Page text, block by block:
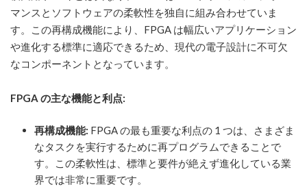
マンスとソフトウェアの柔軟性を独自に組み合わせていま
す。この再構成機能により、FPGA は幅広いアプリケーション
や進化する標準に適応できるため、現代の電子設計に不可欠
なコンポーネントとなっています。
FPGA の主な機能と利点:
再構成機能: FPGA の最も重要な利点の 1 つは、さまざま
なタスクを実行するために再プログラムできることで
す。この柔軟性は、標準と要件が絶えず進化している業
界では非常に重要です。